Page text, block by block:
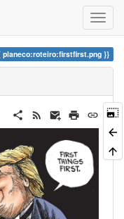
planeco:roteiro:firstfirst.png